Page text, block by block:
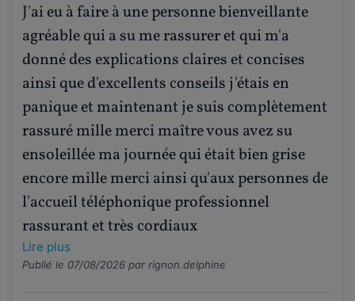
J'ai eu à faire à une personne bienveillante
agréable qui a su me rassurer et qui m'a
donné des explications claires et concises
ainsi que d'excellents conseils j'étais en
panique et maintenant je suis complètement
rassuré mille merci maître vous avez su
ensoleillée ma journée qui était bien grise
encore mille merci ainsi qu'aux personnes de
l'accueil téléphonique professionnel
rassurant et très cordiaux
Lire plus
Publié le 07/08/2026 par rignon.delphine